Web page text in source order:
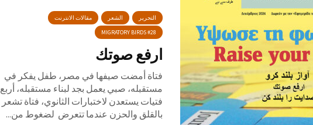
التحرير الشعر
مقالات الانترنت
MIGRATORY BIRDS #28
ارفع صوتك
فتاة أمضت صيفها في مصر، طفل يفكر في
مستقبله، صبي يعمل بجد لبناء مستقبله، أربع
فتيات يستعدن لاختبارات الثانوي، فتاة تشعر
بالقلق والحزن عندما تتعرض لضغوط من...